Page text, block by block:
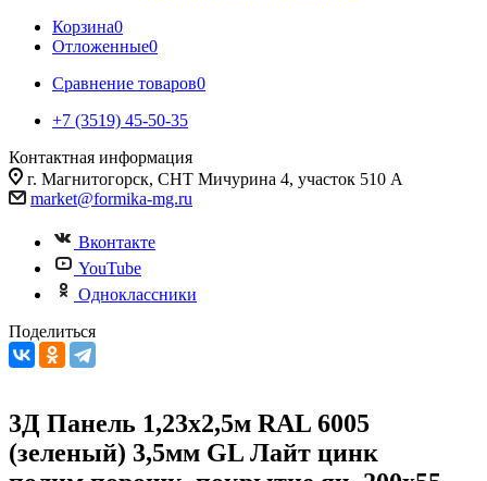
Корзина0
Отложенные0
Сравнение товаров0
+7 (3519) 45-50-35
Контактная информация
г. Магнитогорск, СНТ Мичурина 4, участок 510 А
market@formika-mg.ru
Вконтакте
YouTube
Одноклассники
Поделиться
3Д Панель 1,23х2,5м RAL 6005
(зеленый) 3,5мм GL Лайт цинк